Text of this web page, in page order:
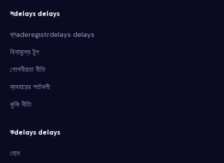
সdelays delays
ব্লaderegistrdelays delays
বিনামূল্যে টুল
গোপনীয়তা নীতি
ব্যবহারের শর্তাবলী
কুকি নীতি
কdelays delays
হোম